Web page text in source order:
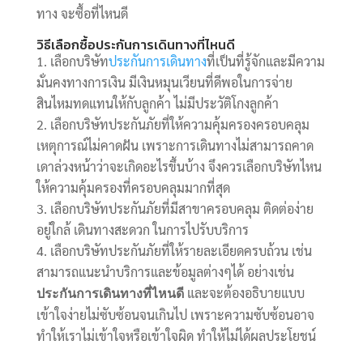
ทาง จะซื้อที่ไหนดี
วิธีเลือกซื้อประกันการเดินทางที่ไหนดี
เลือกบริษัทประกันการเดินทางที่เป็นที่รู้จักและมีความ
มั่นคงทางการเงิน มีเงินหมุนเวียนที่ดีพอในการจ่าย
สินไหมทดแทนให้กับลูกค้า ไม่มีประวัติโกงลูกค้า
เลือกบริษัทประกันภัยที่ให้ความคุ้มครองครอบคลุม
เหตุการณ์ไม่คาดฝัน เพราะการเดินทางไม่สามารถคาด
เดาล่วงหน้าว่าจะเกิดอะไรขึ้นบ้าง จึงควรเลือกบริษัทไหน
ให้ความคุ้มครองที่ครอบคลุมมากที่สุด
เลือกบริษัทประกันภัยที่มีสาขาครอบคลุม ติดต่อง่าย
อยู่ใกล้ เดินทางสะดวก ในการไปรับบริการ
เลือกบริษัทประกันภัยที่ให้รายละเอียดครบถ้วน เช่น
สามารถแนะนำบริการและข้อมูลต่างๆได้ อย่างเช่น
ประกันการเดินทางที่ไหนดีและจะต้องอธิบายแบบ
เข้าใจง่ายไม่ซับซ้อนจนเกินไป เพราะความซับซ้อนอาจ
ทำให้เราไม่เข้าใจหรือเข้าใจผิด ทำให้ไม่ได้ผลประโยชน์